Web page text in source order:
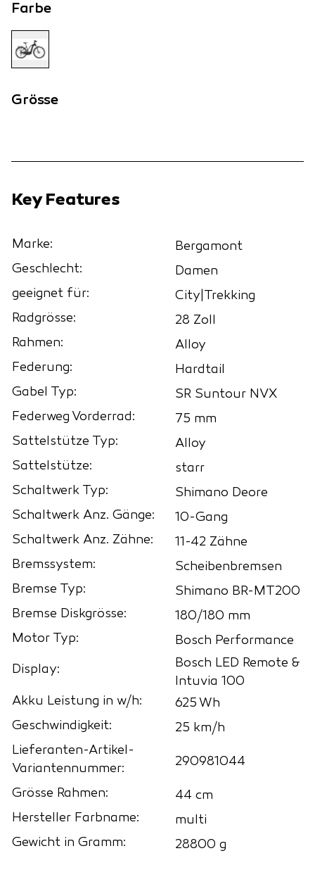
Farbe
Grösse
Key Features
Marke:
Bergamont
Geschlecht:
Damen
geeignet für:
City|Trekking
Radgrösse:
28 Zoll
Rahmen:
Alloy
Federung:
Hardtail
Gabel Typ:
SR Suntour NVX
Federweg Vorderrad:
75 mm
Sattelstütze Typ:
Alloy
Sattelstütze:
starr
Schaltwerk Typ:
Shimano Deore
Schaltwerk Anz. Gänge:
10-Gang
Schaltwerk Anz. Zähne:
11-42 Zähne
Bremssystem:
Scheibenbremsen
Bremse Typ:
Shimano BR-MT200
Bremse Diskgrösse:
180/180 mm
Motor Typ:
Bosch Performance
Display:
Bosch LED Remote &
Intuvia 100
Akku Leistung in w/h:
625 Wh
Geschwindigkeit:
25 km/h
Lieferanten-Artikel-
Variantennummer:
290981044
Grösse Rahmen:
44 cm
Hersteller Farbname:
multi
Gewicht in Gramm:
28800 g